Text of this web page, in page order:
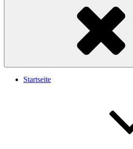
Startseite